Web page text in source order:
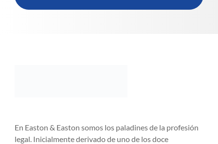
En Easton & Easton somos los paladines de la profesión
legal. Inicialmente derivado de uno de los doce